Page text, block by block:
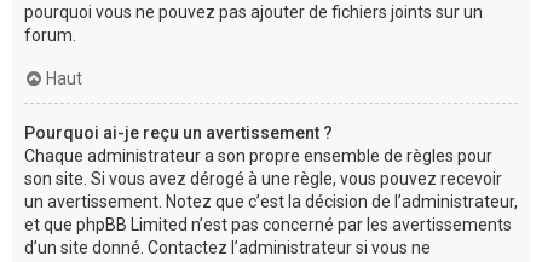
pourquoi vous ne pouvez pas ajouter de fichiers joints sur un
forum.
Haut
Pourquoi ai-je reçu un avertissement ?
Chaque administrateur a son propre ensemble de règles pour
son site. Si vous avez dérogé à une règle, vous pouvez recevoir
un avertissement. Notez que c’est la décision de l’administrateur,
et que phpBB Limited n’est pas concerné par les avertissements
d’un site donné. Contactez l’administrateur si vous ne